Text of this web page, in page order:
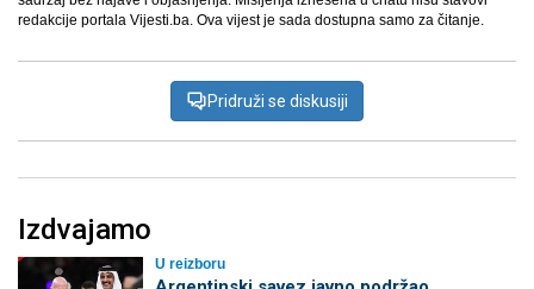
redakcije portala Vijesti.ba. Ova vijest je sada dostupna samo za čitanje.
Pridruži se diskusiji
Izdvajamo
U reizboru